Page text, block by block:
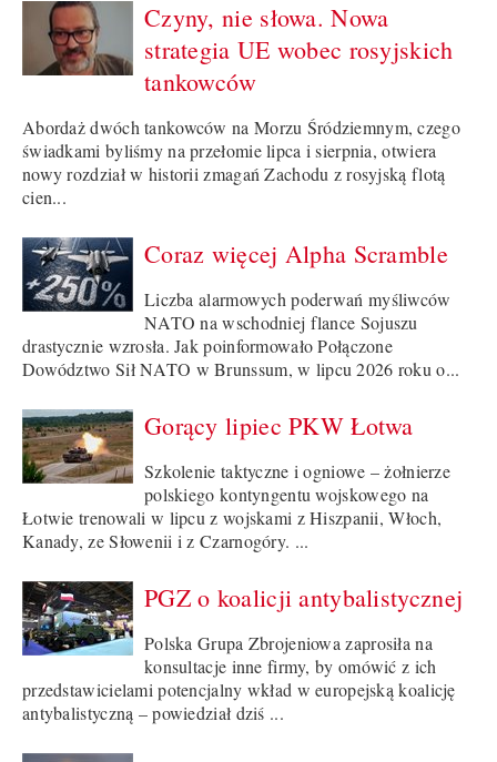
Czyny, nie słowa. Nowa
strategia UE wobec rosyjskich
tankowców
Abordaż dwóch tankowców na Morzu Śródziemnym, czego
świadkami byliśmy na przełomie lipca i sierpnia, otwiera
nowy rozdział w historii zmagań Zachodu z rosyjską flotą
cien...
Coraz więcej Alpha Scramble
Liczba alarmowych poderwań myśliwców
NATO na wschodniej flance Sojuszu
drastycznie wzrosła. Jak poinformowało Połączone
Dowództwo Sił NATO w Brunssum, w lipcu 2026 roku o...
Gorący lipiec PKW Łotwa
Szkolenie taktyczne i ogniowe – żołnierze
polskiego kontyngentu wojskowego na
Łotwie trenowali w lipcu z wojskami z Hiszpanii, Włoch,
Kanady, ze Słowenii i z Czarnogóry. ...
PGZ o koalicji antybalistycznej
Polska Grupa Zbrojeniowa zaprosiła na
konsultacje inne firmy, by omówić z ich
przedstawicielami potencjalny wkład w europejską koalicję
antybalistyczną – powiedział dziś ...